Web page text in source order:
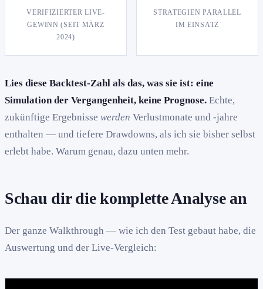
VERIFIZIERTER LIVE-
GEWINN (SEIT MÄRZ
2024)
STRATEGIEN PARALLEL
IM EINSATZ
Lies diese Backtest-Zahl als das, was sie ist: eine
Simulation der Vergangenheit, keine Prognose. Echte,
zukünftige Ergebnisse werden Verlustmonate und -jahre
enthalten — und tiefere Drawdowns, als ich sie bisher selbst
erlebt habe. Warum genau, dazu unten mehr.
Schau dir die komplette Analyse an
Der ganze Walkthrough — wie ich den Test gebaut habe, die
Auswertung und der Live-Vergleich: